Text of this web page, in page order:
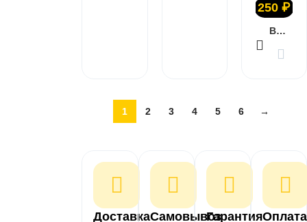
250 ₽
В КОРЗИНУ
1 2 3 4 5 6 →
ДоставкаСамовывозГарантияОплата